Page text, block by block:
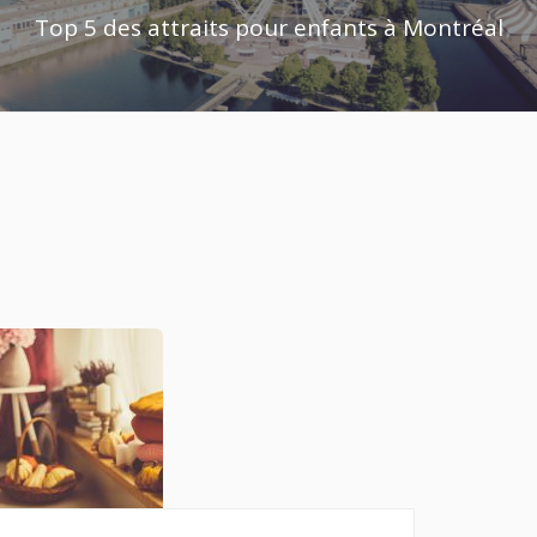
Top 5 des attraits pour enfants à Montréal